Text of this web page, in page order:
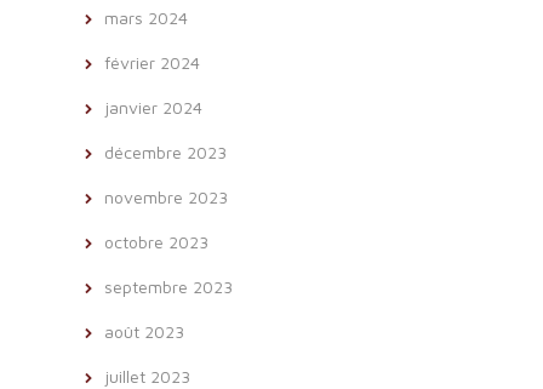
mars 2024
février 2024
janvier 2024
décembre 2023
novembre 2023
octobre 2023
septembre 2023
août 2023
juillet 2023